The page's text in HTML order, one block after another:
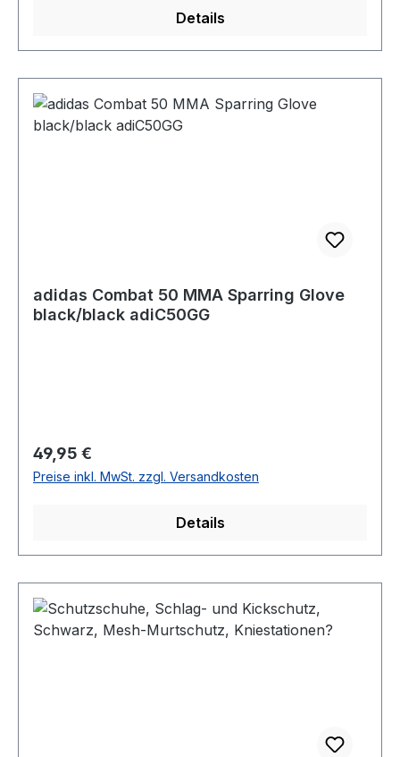
Details
adidas Combat 50 MMA Sparring Glove
black/black adiC50GG
Regulärer Preis:
49,95 €
Preise inkl. MwSt. zzgl. Versandkosten
Details